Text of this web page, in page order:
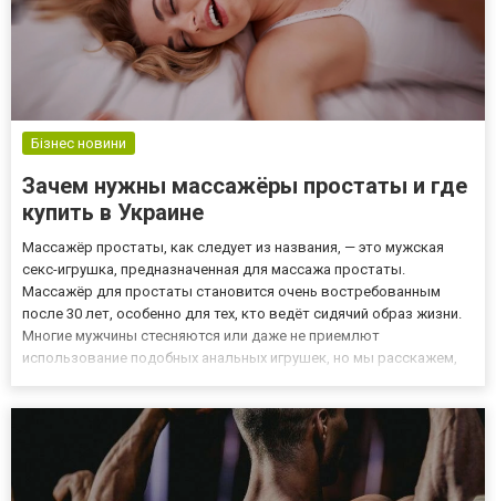
Бізнес новини
Зачем нужны массажёры простаты и где
купить в Украине
Массажёр простаты, как следует из названия, — это мужская
секс-игрушка, предназначенная для массажа простаты.
Массажёр для простаты становится очень востребованным
после 30 лет, особенно для тех, кто ведёт сидячий образ жизни.
Многие мужчины стесняются или даже не приемлют
использование подобных анальных игрушек, но мы расскажем,
конфиденциальностью....